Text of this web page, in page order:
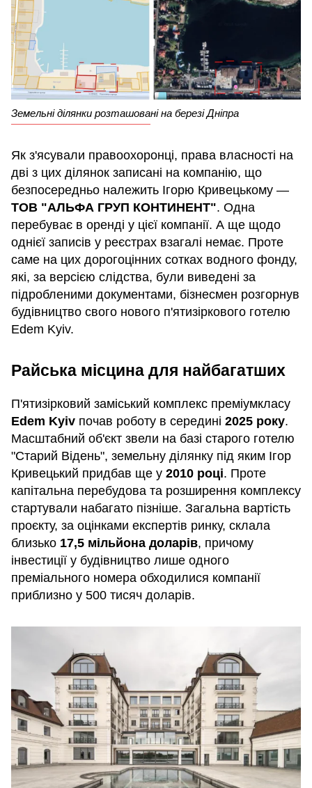
Земельні ділянки розташовані на березі Дніпра
Як з'ясували правоохоронці, права власності на
дві з цих ділянок записані на компанію, що
безпосередньо належить Ігорю Кривецькому —
ТОВ "АЛЬФА ГРУП КОНТИНЕНТ". Одна
перебуває в оренді у цієї компанії. А ще щодо
однієї записів у реєстрах взагалі немає. Проте
саме на цих дорогоцінних сотках водного фонду,
які, за версією слідства, були виведені за
підробленими документами, бізнесмен розгорнув
будівництво свого нового п'ятизіркового готелю
Edem Kyiv.
Райська місцина для найбагатших
П'ятизірковий заміський комплекс преміумкласу
Edem Kyiv почав роботу в середині 2025 року.
Масштабний об'єкт звели на базі старого готелю
"Старий Відень", земельну ділянку під яким Ігор
Кривецький придбав ще у 2010 році. Проте
капітальна перебудова та розширення комплексу
стартували набагато пізніше. Загальна вартість
проєкту, за оцінками експертів ринку, склала
близько 17,5 мільйона доларів, причому
інвестиції у будівництво лише одного
преміального номера обходилися компанії
приблизно у 500 тисяч доларів.